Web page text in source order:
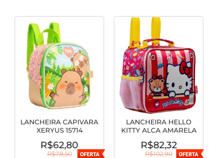
LANCHEIRA CAPIVARA
XERYUS 15714
R$62,80
R$78,50
LANCHEIRA HELLO
KITTY ALCA AMARELA
R$82,32
R$102,90